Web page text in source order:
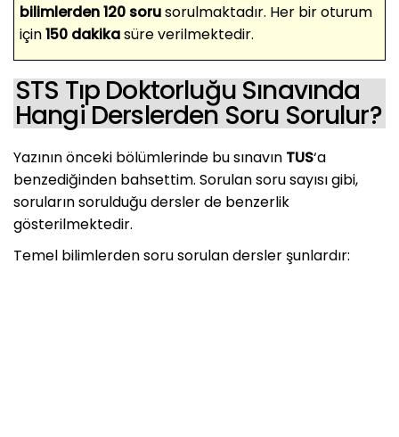
bilimlerden 120 sorusorulmaktadır. Her bir oturum
için150 dakikasüre verilmektedir.
STS Tıp Doktorluğu Sınavında
Hangi Derslerden Soru Sorulur?
Yazının önceki bölümlerinde bu sınavın TUS‘a
benzediğinden bahsettim. Sorulan soru sayısı gibi,
soruların sorulduğu dersler de benzerlik
gösterilmektedir.
Temel bilimlerden soru sorulan dersler şunlardır: